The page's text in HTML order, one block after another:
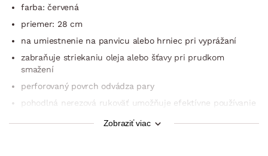
farba: červená
priemer: 28 cm
na umiestnenie na panvicu alebo hrniec pri vyprážaní
zabraňuje striekaniu oleja alebo šťavy pri prudkom
smažení
perforovaný povrch odvádza pary
pohodlná nerezová rukoväť umožňuje efektívne používanie
ochrana proti znečisteniu sporáka a kuchynskej linky pri
Zobraziť viac